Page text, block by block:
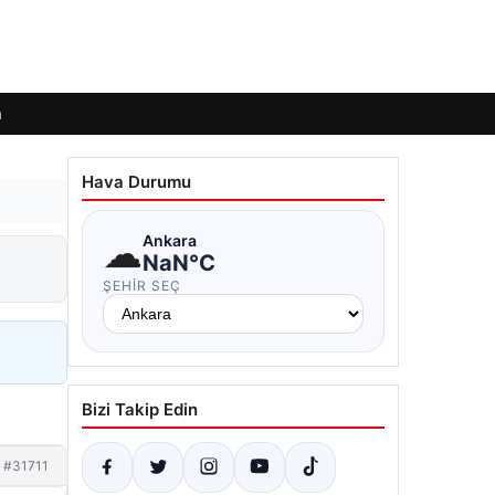
#31711
Hava Durumu
☁Ankara
NaN°C
ŞEHIR SEÇ
Bizi Takip Edin